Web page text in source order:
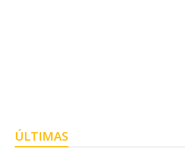
ÚLTIMAS